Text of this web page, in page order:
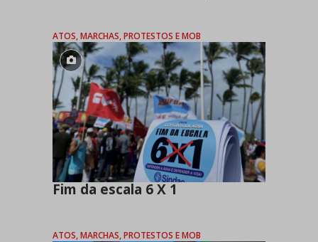
ATOS, MARCHAS, PROTESTOS E MOB
Fim da escala 6 X 1
ATOS, MARCHAS, PROTESTOS E MOB